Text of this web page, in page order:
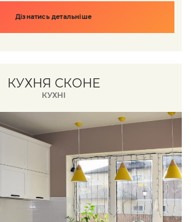
Дізнатись детальніше
КУХНЯ СКОНЕ
КУХНІ